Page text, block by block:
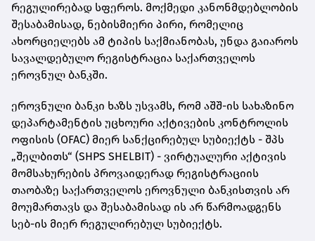
რეგულირებად სფეროს. მოქმედი კანონმდებლობის
შესაბამისად, ნებისმიერი პირი, რომელიც
ახორციელებს ამ ტიპის საქმიანობას, უნდა გაიაროს
სავალდებულო რეგისტრაცია საქართველოს
ეროვნულ ბანკში.
ეროვნული ბანკი ხაზს უსვამს, რომ აშშ-ის სახაზინო
დეპარტამენტის უცხოური აქტივების კონტროლის
ოფისის (OFAC) მიერ სანქცირებულ სუბიექტს - შპს
„შელბითს“ (SHPS SHELBIT) - ვირტუალური აქტივის
მომსახურების პროვაიდერად რეგისტრაციის
თაობაზე საქართველოს ეროვნული ბანკისთვის არ
მოუმართავს და შესაბამისად ის არ წარმოადგენს
სებ-ის მიერ რეგულირებულ სუბიექტს.